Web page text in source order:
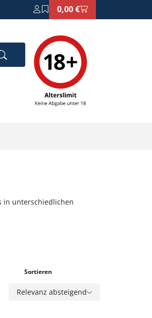
0,00 €
in unterschiedlichen
Sortieren
Relevanz absteigend